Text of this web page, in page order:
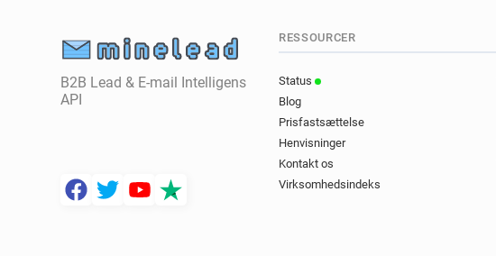
B2B Lead & E-mail Intelligens
API
RESSOURCER
Status
Blog
Prisfastsættelse
Henvisninger
Kontakt os
Virksomhedsindeks